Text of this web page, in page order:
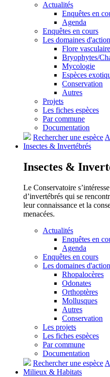
Actualités
Enquêtes en
Agenda
Enquêtes en cours
Les domaines
Flore vasculaire
Bryophytes/
Mycologie
Espèces
Conservation
Autres
Projets
Les fiches espèces
Par commune
Documentation
Rechercher une espèce
Insectes & Invertébrés
Insectes &
Le Conservatoire
d’invertébrés qui se
leur connaissance et la
menacées.
Actualités
Enquêtes en
Agenda
Enquêtes en cours
Les domaines
Rhopalocères
Odonates
Orthoptères
Mollusques
Autres
Conservation
Les projets
Les fiches espèces
Par commune
Documentation
Rechercher une espèce
Milieux & Habitats